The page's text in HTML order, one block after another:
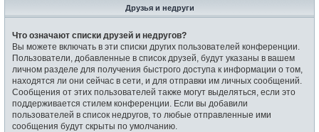
Друзья и недруги
Что означают списки друзей и недругов?
Вы можете включать в эти списки других пользователей конференции.
Пользователи, добавленные в список друзей, будут указаны в вашем
личном разделе для получения быстрого доступа к информации о том,
находятся ли они сейчас в сети, и для отправки им личных сообщений.
Сообщения от этих пользователей также могут выделяться, если это
поддерживается стилем конференции. Если вы добавили
пользователей в список недругов, то любые отправленные ими
сообщения будут скрыты по умолчанию.